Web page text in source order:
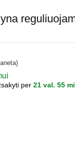
per 21 val. 55